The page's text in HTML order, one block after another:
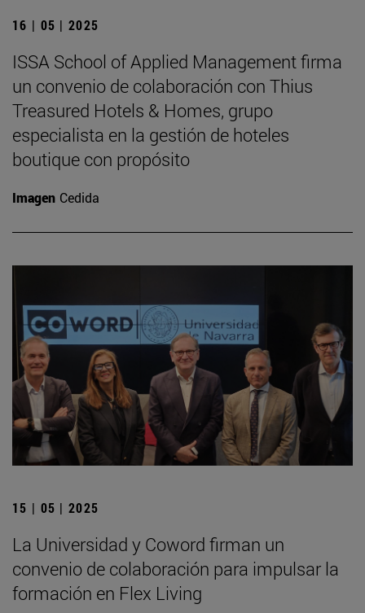
16 | 05 | 2025
ISSA School of Applied Management firma
un convenio de colaboración con Thius
Treasured Hotels & Homes, grupo
especialista en la gestión de hoteles
boutique con propósito
Imagen Cedida
15 | 05 | 2025
La Universidad y Coword firman un
convenio de colaboración para impulsar la
formación en Flex Living